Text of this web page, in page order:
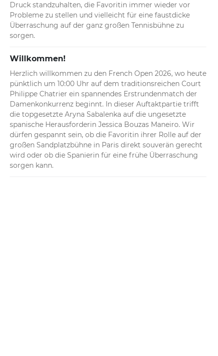
Druck standzuhalten, die Favoritin immer wieder vor
Probleme zu stellen und vielleicht für eine faustdicke
Überraschung auf der ganz großen Tennisbühne zu
sorgen.
Willkommen!
Herzlich willkommen zu den French Open 2026, wo heute
pünktlich um 10:00 Uhr auf dem traditionsreichen Court
Philippe Chatrier ein spannendes Erstrundenmatch der
Damenkonkurrenz beginnt. In dieser Auftaktpartie trifft
die topgesetzte Aryna Sabalenka auf die ungesetzte
spanische Herausforderin Jessica Bouzas Maneiro. Wir
dürfen gespannt sein, ob die Favoritin ihrer Rolle auf der
großen Sandplatzbühne in Paris direkt souverän gerecht
wird oder ob die Spanierin für eine frühe Überraschung
sorgen kann.